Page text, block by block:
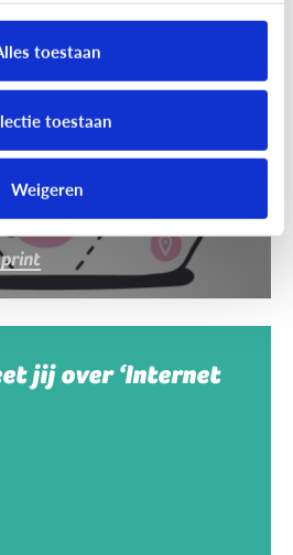
toestaan
toestaan
Weigeren
speelgoed: waar
print
jij over ‘Internet